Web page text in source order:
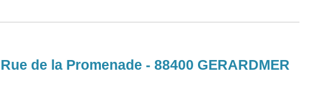
de la Promenade - 88400 GERARDMER